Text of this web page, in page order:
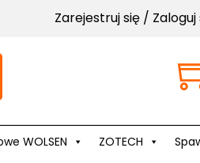
Zarejestruj się / Zaloguj
WOLSEN ZOTECH